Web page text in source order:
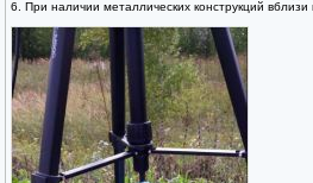
6. При наличии металлических конструкций